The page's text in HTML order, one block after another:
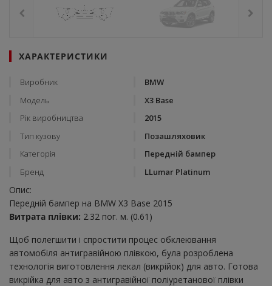
ХАРАКТЕРИСТИКИ
Виробник
BMW
Модель
X3 Base
Рік виробництва
2015
Тип кузову
Позашляховик
Категорія
Передній бампер
Бренд
LLumar Platinum
Опис:
Передній бампер на BMW X3 Base 2015
Витрата плівки: 2.32 пог. м. (0.61)
Щоб полегшити і спростити процес обклеювання
автомобіля антигравійною плівкою, була розроблена
технологія виготовлення лекал (викрійок) для авто. Готова
викрійка для авто з антигравійної поліуретанової плівки